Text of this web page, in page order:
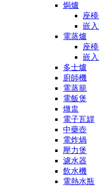
焗爐
座
嵌
電蒸爐
座
嵌
多士爐
廚師機
電蒸籠
電飯煲
燉盅
電子瓦罉
中藥壺
電炸煱
壓力煲
濾水器
飲水機
電熱水瓶